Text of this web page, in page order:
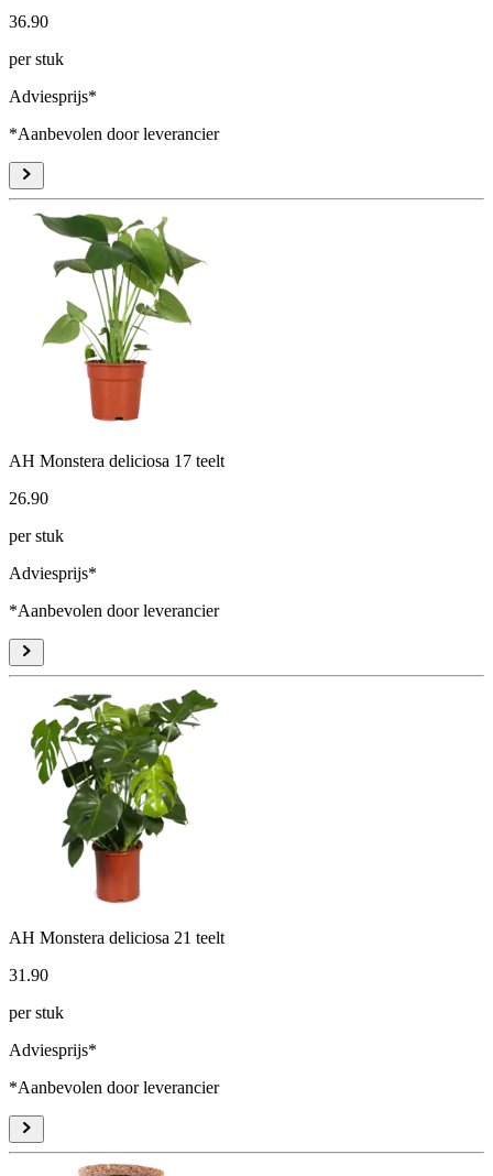
36.90
per stuk
Adviesprijs*
*Aanbevolen door leverancier
AH Monstera deliciosa 17 teelt
26.90
per stuk
Adviesprijs*
*Aanbevolen door leverancier
AH Monstera deliciosa 21 teelt
31.90
per stuk
Adviesprijs*
*Aanbevolen door leverancier